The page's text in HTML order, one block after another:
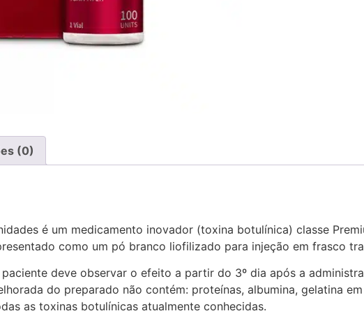
(0)
é um medicamento inovador (toxina botulínica) classe
como um pó branco liofilizado para injeção em frasco
deve observar o efeito a partir do 3º dia após a
do preparado não contém: proteínas, albumina, gelatina
as toxinas botulínicas atualmente conhecidas.